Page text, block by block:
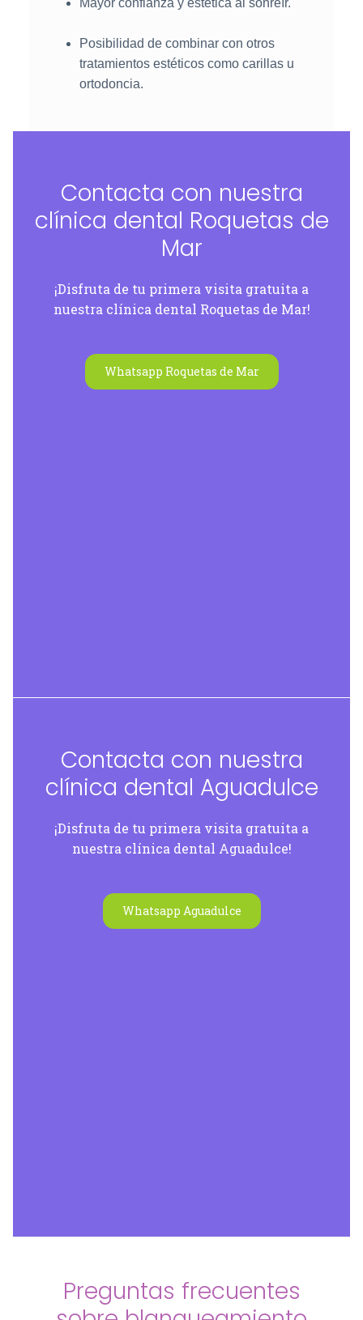
Posibilidad de combinar con otros
tratamientos estéticos como carillas u
ortodoncia.
Contacta con nuestra
clínica dental Roquetas de
Mar
¡Disfruta de tu primera visita gratuita a
nuestra clínica dental Roquetas de Mar!
Whatsapp Roquetas de Mar
Contacta con nuestra
clínica dental Aguadulce
¡Disfruta de tu primera visita gratuita a
nuestra clínica dental Aguadulce!
Whatsapp Aguadulce
Preguntas frecuentes